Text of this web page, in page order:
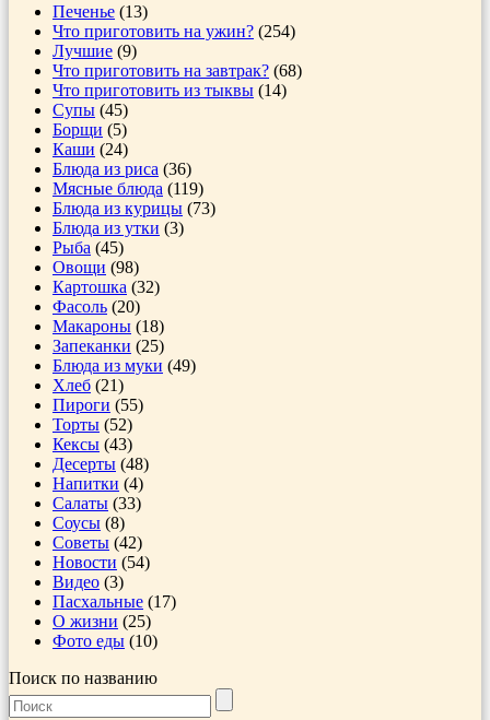
Печенье (13)
Что приготовить на ужин? (254)
Лучшие (9)
Что приготовить на завтрак? (68)
Что приготовить из тыквы (14)
Супы (45)
Борщи (5)
Каши (24)
Блюда из риса (36)
Мясные блюда (119)
Блюда из курицы (73)
Блюда из утки (3)
Рыба (45)
Овощи (98)
Картошка (32)
Фасоль (20)
Макароны (18)
Запеканки (25)
Блюда из муки (49)
Хлеб (21)
Пироги (55)
Торты (52)
Кексы (43)
Десерты (48)
Напитки (4)
Салаты (33)
Соусы (8)
Советы (42)
Новости (54)
Видео (3)
Пасхальные (17)
О жизни (25)
Фото еды (10)
Поиск по названию